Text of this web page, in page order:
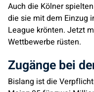
Auch die Kölner
die sie mit dem Einzug
League krönten. Jetzt
Wettbewerbe rüsten.
Zugänge bei
Bislang ist die